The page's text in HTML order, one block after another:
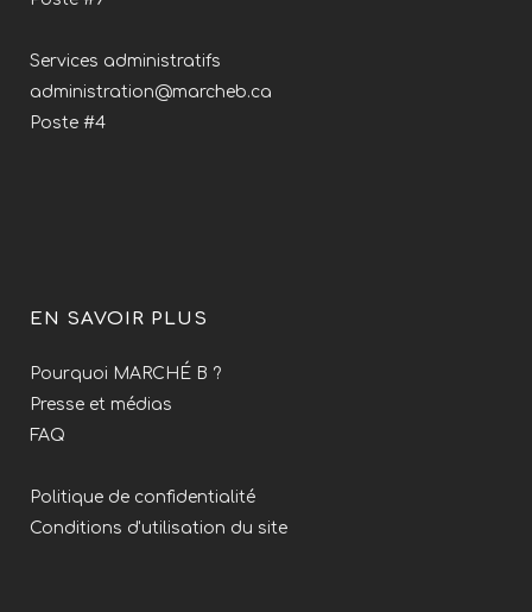
Services administratifs
administration@marcheb.ca
Poste #4
EN SAVOIR PLUS
Pourquoi MARCHÉ B ?
Presse et médias
FAQ
Politique de confidentialité
Conditions d'utilisation du site